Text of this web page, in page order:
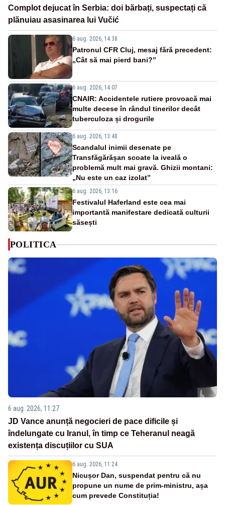
Complot dejucat în Serbia: doi bărbați, suspectați că
plănuiau asasinarea lui Vučić
6 aug. 2026, 14:38
Patronul CFR Cluj, mesaj fără precedent:
„Cât să mai pierd bani?”
6 aug. 2026, 14:07
CNAIR: Accidentele rutiere provoacă mai
multe decese în rândul tinerilor decât
tuberculoza și drogurile
6 aug. 2026, 13:48
Scandalul inimii desenate pe
Transfăgărășan scoate la iveală o
problemă mult mai gravă. Ghizii montani:
„Nu este un caz izolat”
6 aug. 2026, 13:16
Festivalul Haferland este cea mai
importantă manifestare dedicată culturii
săsești
POLITICA
6 aug. 2026, 11:27
JD Vance anunță negocieri de pace dificile și
îndelungate cu Iranul, în timp ce Teheranul neagă
existența discuțiilor cu SUA
6 aug. 2026, 11:24
Nicușor Dan, suspendat pentru că nu
propune un nume de prim-ministru, așa
cum prevede Constituția!